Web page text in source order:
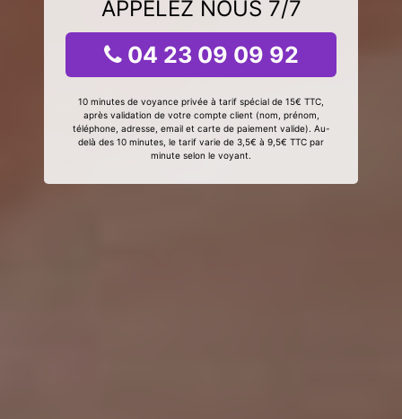
APPELEZ NOUS 7/7
04 23 09 09 92
10 minutes de voyance privée à tarif spécial de 15€ TTC,
après validation de votre compte client (nom, prénom,
téléphone, adresse, email et carte de paiement valide). Au-
delà des 10 minutes, le tarif varie de 3,5€ à 9,5€ TTC par
minute selon le voyant.